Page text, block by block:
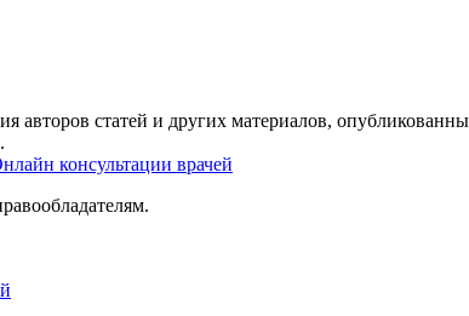
авторов статей и других материалов,
консультации врачей